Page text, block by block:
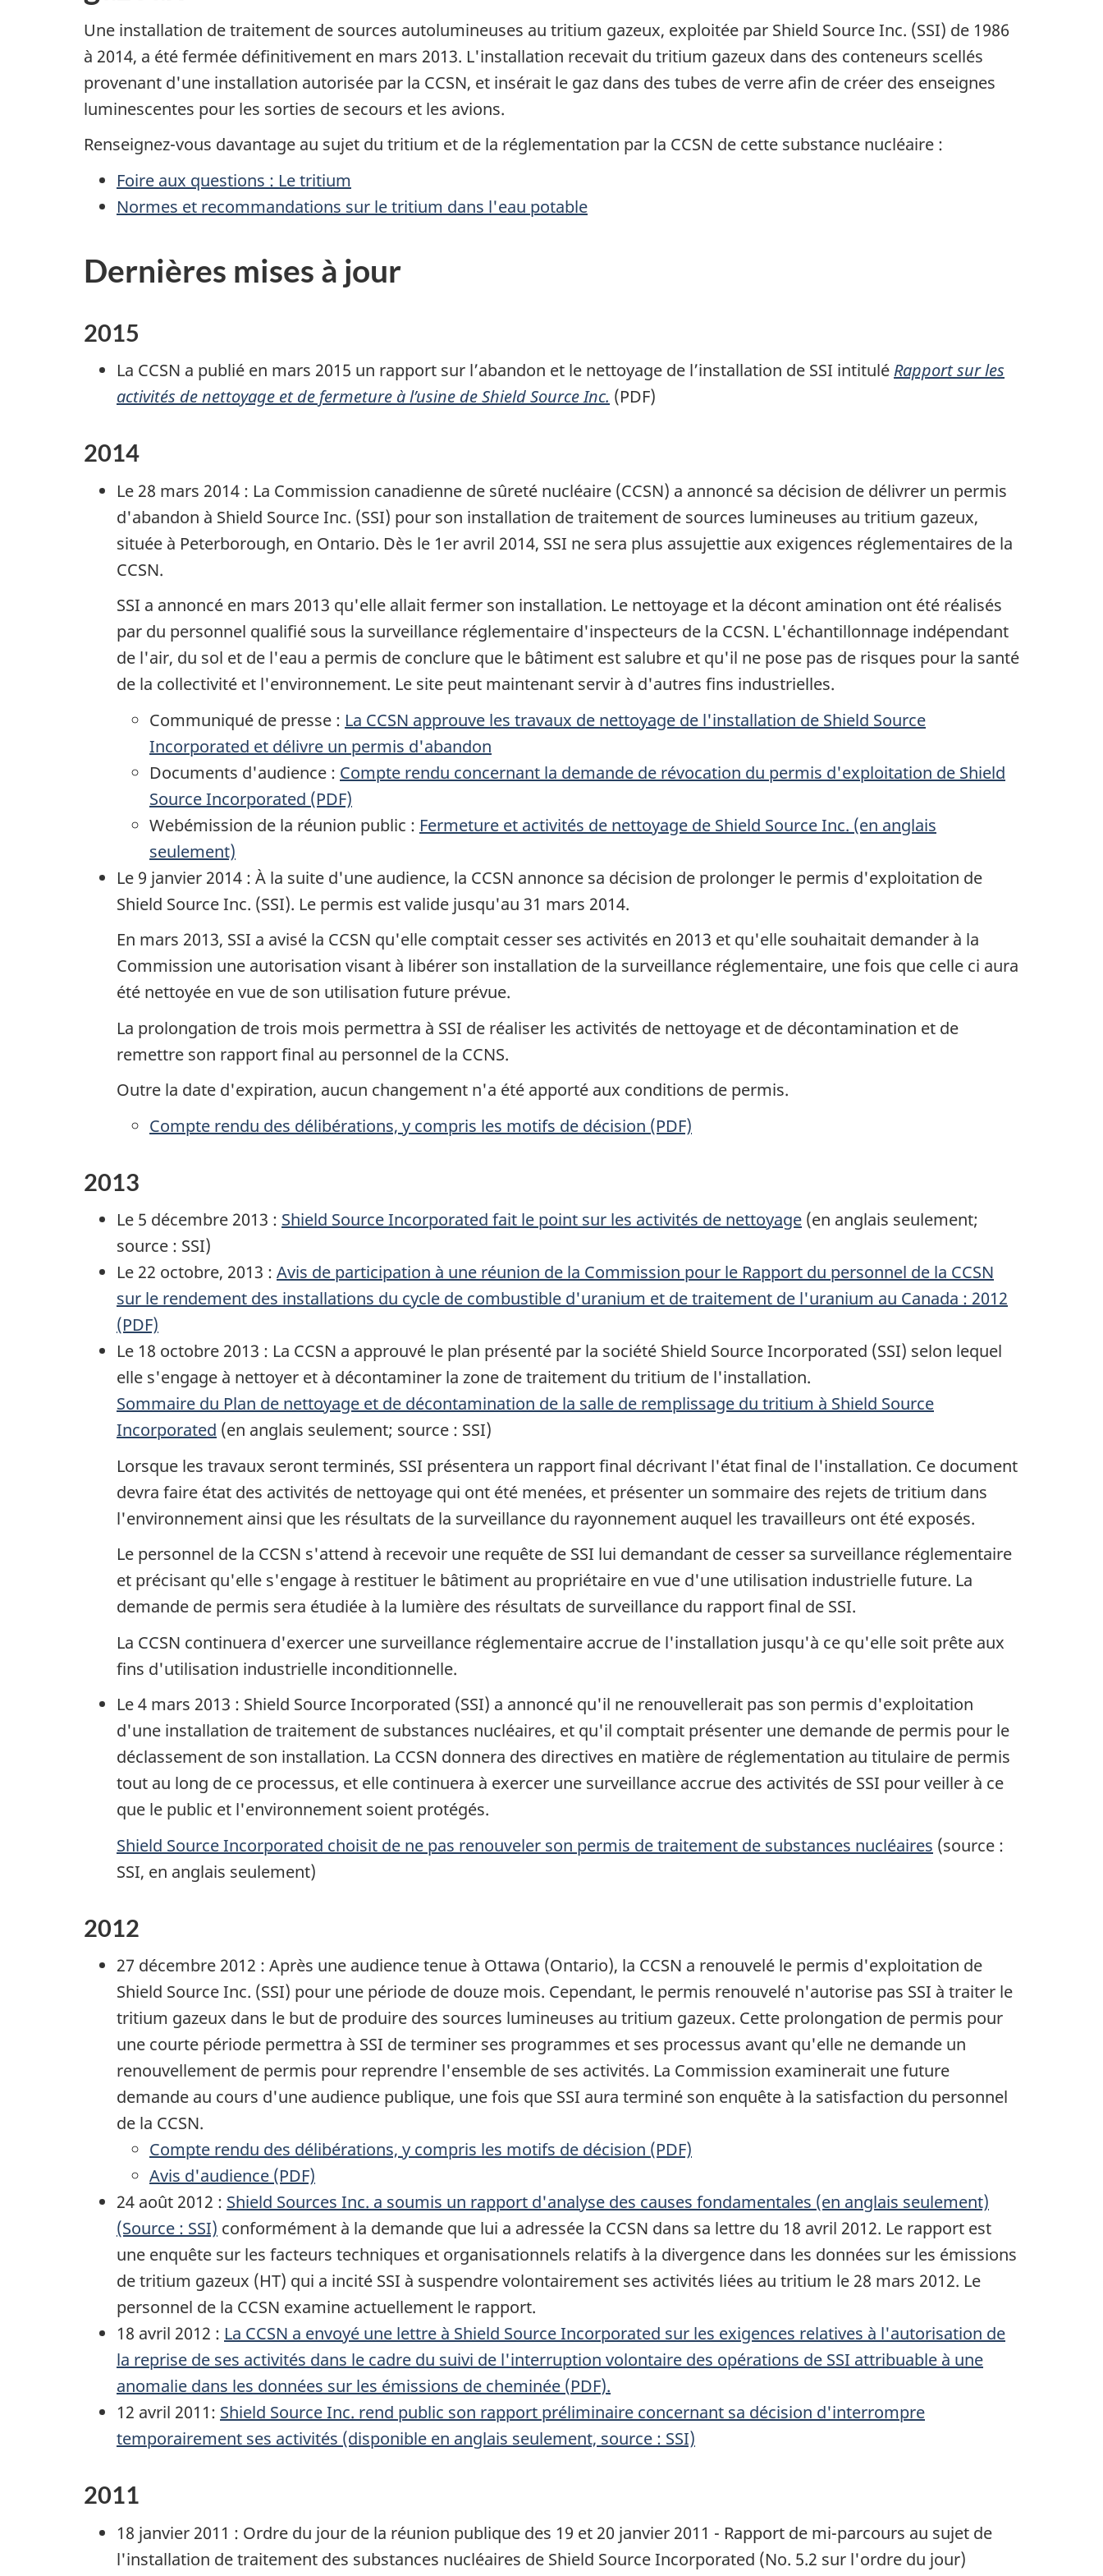
Une installation de traitement de sources autolumineuses au tritium gazeux, exploitée par Shield Source Inc. (SSI) de 1986
à 2014, a été fermée définitivement en mars 2013. L'installation recevait du tritium gazeux dans des conteneurs scellés
provenant d'une installation autorisée par la CCSN, et insérait le gaz dans des tubes de verre afin de créer des enseignes
luminescentes pour les sorties de secours et les avions.
Renseignez-vous davantage au sujet du tritium et de la réglementation par la CCSN de cette substance nucléaire :
Foire aux questions : Le tritium
Normes et recommandations sur le tritium dans l'eau potable
Dernières mises à jour
2015
La CCSN a publié en mars 2015 un rapport sur l’abandon et le nettoyage de l’installation de SSI intitulé Rapport sur les
activités de nettoyage et de fermeture à l’usine deShield Source Inc. (PDF)
2014
Le 28 mars 2014 : La Commission canadienne de sûreté nucléaire (CCSN) a annoncé sa décision de délivrer un permis
d'abandon à Shield Source Inc. (SSI) pour son installation de traitement de sources lumineuses au tritium gazeux,
située à Peterborough, en Ontario. Dès le 1er avril 2014, SSI ne sera plus assujettie aux exigences réglementaires de la
CCSN.
SSI a annoncé en mars 2013 qu'elle allait fermer son installation. Le nettoyage et la décont amination ont été réalisés
par du personnel qualifié sous la surveillance réglementaire d'inspecteurs de la CCSN. L'échantillonnage indépendant
de l'air, du sol et de l'eau a permis de conclure que le bâtiment est salubre et qu'il ne pose pas de risques pour la santé
de la collectivité et l'environnement. Le site peut maintenant servir à d'autres fins industrielles.
Communiqué de presse : La CCSN approuve les travaux de nettoyage de l'installation de Shield Source
Incorporated et délivre un permis d'abandon
Documents d'audience : Compte rendu concernant la demande de révocation du permis d'exploitation de Shield
Source Incorporated (PDF)
Webémission de la réunion public : Fermeture et activités de nettoyage de Shield Source Inc. (en anglais
seulement)
Le 9 janvier 2014 : À la suite d'une audience, la CCSN annonce sa décision de prolonger le permis d'exploitation de
Shield Source Inc. (SSI). Le permis est valide jusqu'au 31 mars 2014.
En mars 2013, SSI a avisé la CCSN qu'elle comptait cesser ses activités en 2013 et qu'elle souhaitait demander à la
Commission une autorisation visant à libérer son installation de la surveillance réglementaire, une fois que celle ci aura
été nettoyée en vue de son utilisation future prévue.
La prolongation de trois mois permettra à SSI de réaliser les activités de nettoyage et de décontamination et de
remettre son rapport final au personnel de la CCNS.
Outre la date d'expiration, aucun changement n'a été apporté aux conditions de permis.
Compte rendu des délibérations, y compris les motifs de décision (PDF)
2013
Le 5 décembre 2013 : Shield Source Incorporated fait le point sur les activités de nettoyage (en anglais seulement;
source : SSI)
Le 22 octobre, 2013 : Avis de participation à une réunion de la Commission pour le Rapport du personnel de la CCSN
sur le rendement des installations du cycle de combustible d'uranium et de traitement de l'uranium au Canada : 2012
(PDF)
Le 18 octobre 2013 : La CCSN a approuvé le plan présenté par la société Shield Source Incorporated (SSI) selon lequel
elle s'engage à nettoyer et à décontaminer la zone de traitement du tritium de l'installation.
Sommaire du Plan de nettoyage et de décontamination de la salle de remplissage du tritium à Shield Source
Incorporated (en anglais seulement; source : SSI)
Lorsque les travaux seront terminés, SSI présentera un rapport final décrivant l'état final de l'installation. Ce document
devra faire état des activités de nettoyage qui ont été menées, et présenter un sommaire des rejets de tritium dans
l'environnement ainsi que les résultats de la surveillance du rayonnement auquel les travailleurs ont été exposés.
Le personnel de la CCSN s'attend à recevoir une requête de SSI lui demandant de cesser sa surveillance réglementaire
et précisant qu'elle s'engage à restituer le bâtiment au propriétaire en vue d'une utilisation industrielle future. La
demande de permis sera étudiée à la lumière des résultats de surveillance du rapport final de SSI.
La CCSN continuera d'exercer une surveillance réglementaire accrue de l'installation jusqu'à ce qu'elle soit prête aux
fins d'utilisation industrielle inconditionnelle.
Le 4 mars 2013 : Shield Source Incorporated (SSI) a annoncé qu'il ne renouvellerait pas son permis d'exploitation
d'une installation de traitement de substances nucléaires, et qu'il comptait présenter une demande de permis pour le
déclassement de son installation. La CCSN donnera des directives en matière de réglementation au titulaire de permis
tout au long de ce processus, et elle continuera à exercer une surveillance accrue des activités de SSI pour veiller à ce
que le public et l'environnement soient protégés.
Shield Source Incorporated choisit de ne pas renouveler son permis de traitement de substances nucléaires (source :
SSI, en anglais seulement)
2012
27 décembre 2012 : Après une audience tenue à Ottawa (Ontario), la CCSN a renouvelé le permis d'exploitation de
Shield Source Inc. (SSI) pour une période de douze mois. Cependant, le permis renouvelé n'autorise pas SSI à traiter le
tritium gazeux dans le but de produire des sources lumineuses au tritium gazeux. Cette prolongation de permis pour
une courte période permettra à SSI de terminer ses programmes et ses processus avant qu'elle ne demande un
renouvellement de permis pour reprendre l'ensemble de ses activités. La Commission examinerait une future
demande au cours d'une audience publique, une fois que SSI aura terminé son enquête à la satisfaction du personnel
de la CCSN.
Compte rendu des délibérations, y compris les motifs de décision (PDF)
Avis d'audience (PDF)
24 août 2012 : Shield Sources Inc. a soumis un rapport d'analyse des causes fondamentales (en anglais seulement)
(Source : SSI) conformément à la demande que lui a adressée la CCSN dans sa lettre du 18 avril 2012. Le rapport est
une enquête sur les facteurs techniques et organisationnels relatifs à la divergence dans les données sur les émissions
de tritium gazeux (HT) qui a incité SSI à suspendre volontairement ses activités liées au tritium le 28 mars 2012. Le
personnel de la CCSN examine actuellement le rapport.
18 avril 2012 : La CCSN a envoyé une lettre à Shield Source Incorporated sur les exigences relatives à l'autorisation de
la reprise de ses activités dans le cadre du suivi de l'interruption volontaire des opérations de SSI attribuable à une
anomalie dans les données sur les émissions de cheminée (PDF).
12 avril 2011: Shield Source Inc. rend public son rapport préliminaire concernant sa décision d'interrompre
temporairement ses activités (disponible en anglais seulement, source : SSI)
2011
18 janvier 2011 : Ordre du jour de la réunion publique des 19 et 20 janvier 2011 - Rapport de mi-parcours au sujet de
l'installation de traitement des substances nucléaires de Shield Source Incorporated (No. 5.2 sur l'ordre du jour)